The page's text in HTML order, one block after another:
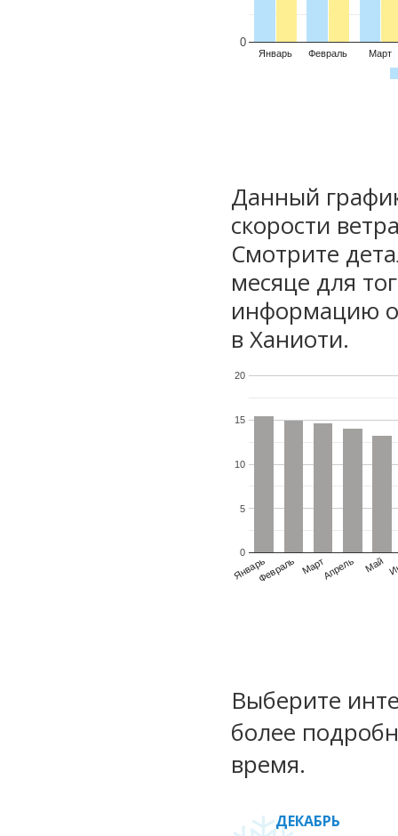
Январь Февраль Март
0
Данный
скорости
Смотрите
месяце для
информацию о
в Ханиоти.
ЯнварьФевраль МартАпрель Май
0
5
10
15
20
Выберите
более
время.
ДЕКАБРЬ